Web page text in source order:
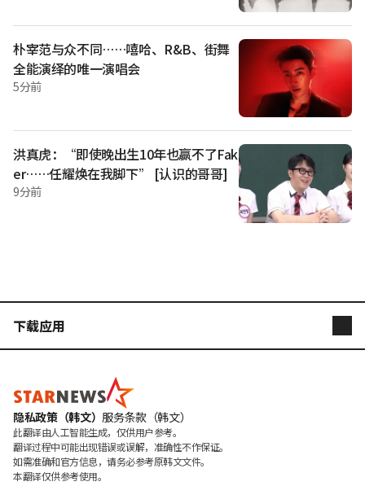
朴宰范与众不同……嘻哈、R&B、街舞
全能演绎的唯一演唱会
5分前
洪真虎：“即使晚出生10年也赢不了Fak
er……任耀焕在我脚下” [认识的哥哥]
9分前
下载应用
STARPOLL
隐私政策（韩文） 服务条款（韩文）
此翻译由人工智能生成，仅供用户参考。
翻译过程中可能出现错误或误解，准确性不作保证。
如需准确和官方信息，请务必参考原韩文文件。
本翻译仅供参考使用。